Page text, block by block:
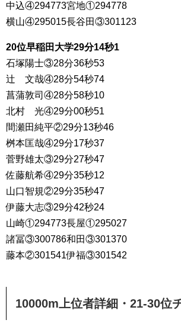
中込④294773宮地①294778
横山④295015長谷田③301123
20位早稲田大学29分14秒1
石塚陽士③28分36秒53
辻 文哉④28分54秒74
菖蒲敦司④28分58秒10
北村 光④29分00秒51
間瀬田純平②29分13秒46
桝本匡哉④29分17秒37
菅野雄太③29分27秒47
佐藤航希④29分35秒12
山口智規②29分35秒47
伊藤大志③29分42秒24
山崎①294773長屋①295027
諸冨③300786和田③301370
藤本②301541伊福③301542
10000m上位者詳細・21-30位